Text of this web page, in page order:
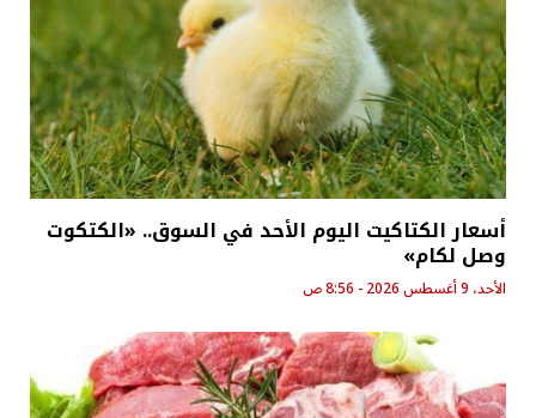
أسعار الكتاكيت اليوم الأحد في السوق.. «الكتكوت
وصل لكام»
الأحد، 9 أغسطس 2026 - 8:56 ص